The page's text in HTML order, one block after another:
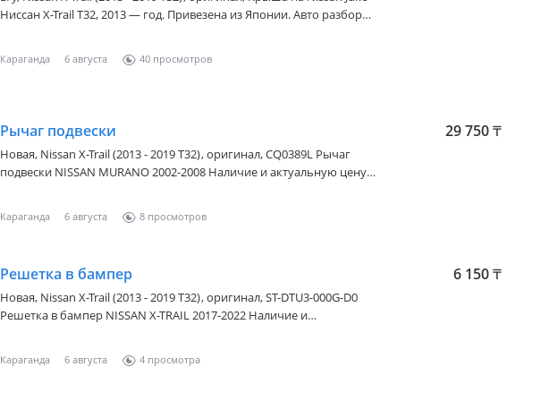
Ниссан X-Trail T32, 2013 — год. Привезена из Японии. Авто разбор
японских аукционах. Режим работы: Понедельник-пятница с 9: 00
делаем подробные фото-видео отчеты. Кредит, RED, рассрочка.
Адрес: Караганда, Стартовый переулок 66, район Глобал-сити (2гис)
Караганда 6 августа 40
Рычаг подвески 29 750₸
Новая, Nissan X-Trail (2013 - 2019 T32), оригинал, CQ0389L Рычаг
подвески NISSAN MURANO 2002-2008 Наличие и актуальную цену
Караганда 6 августа 8
Решетка в бампер 6 150₸
Новая, Nissan X-Trail (2013 - 2019 T32), оригинал, ST-DTU3-000G-D0
Решетка в бампер NISSAN X-TRAIL 2017-2022 Наличие и
Караганда 6 августа 4